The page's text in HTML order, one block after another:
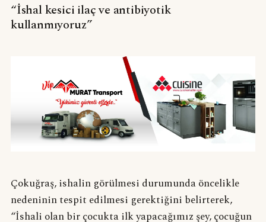
“İshal kesici ilaç ve antibiyotik
kullanmıyoruz”
Çokuğraş, ishalin görülmesi durumunda öncelikle
nedeninin tespit edilmesi gerektiğini belirterek,
“İshali olan bir çocukta ilk yapacağımız şey, çocuğun